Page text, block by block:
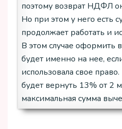
поэтому возврат НДФЛ
Но при этом у него есть
продолжает работать и
В этом случае
будет именно на нее,
использовала свое
будет вернуть 13% от 2
максимальная сумма